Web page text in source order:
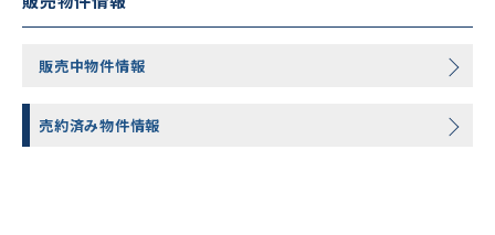
販売中物件情報
売約済み物件情報